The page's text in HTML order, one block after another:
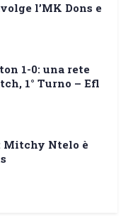
l’MK Dons e
1-0: una rete
1° Turno – Efl
Mitchy Ntelo è